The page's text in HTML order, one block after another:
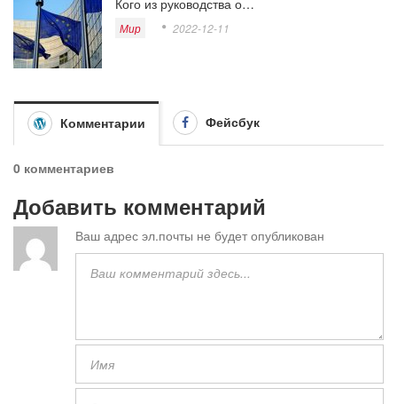
Мир 2022-12-11
Комментарии Фейсбук
0 комментариев
Добавить комментарий
Ваш адрес эл.почты не будет опубликован